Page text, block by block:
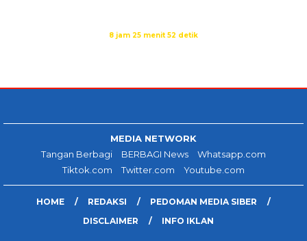
8 jam 25 menit 51 detik
MEDIA NETWORK
Tangan Berbagi
BERBAGI News
Whatsapp.com
Tiktok.com
Twitter.com Youtube.com
HOME REDAKSI
PEDOMAN MEDIA SIBER
DISCLAIMER
INFO IKLAN